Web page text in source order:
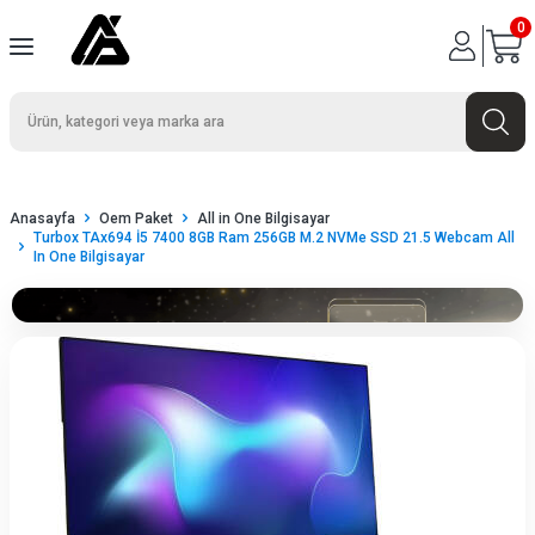
0
Anasayfa Oem Paket
All in One Bilgisayar
Turbox TAx694 İ5 7400 8GB Ram 256GB M.2 NVMe SSD 21.5 Webcam All
In One Bilgisayar